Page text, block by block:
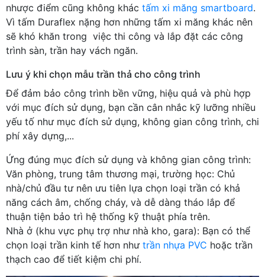
nhược điểm cũng không khác tấm xi măng smartboard.
Vì tấm Duraflex nặng hơn những tấm xi măng khác nên
sẽ khó khăn trong việc thi công và lắp đặt các công
trình sàn, trần hay vách ngăn.
Lưu ý khi chọn mẫu trần thả cho công trình
Để đảm bảo công trình bền vững, hiệu quả và phù hợp
với mục đích sử dụng, bạn cần cân nhắc kỹ lưỡng nhiều
yếu tố như mục đích sử dụng, không gian công trình, chi
phí xây dựng,...
Ứng đúng mục đích sử dụng và không gian công trình:
Văn phòng, trung tâm thương mại, trường học: Chủ
nhà/chủ đầu tư nên ưu tiên lựa chọn loại trần có khả
năng cách âm, chống cháy, và dễ dàng tháo lắp để
thuận tiện bảo trì hệ thống kỹ thuật phía trên.
Nhà ở (khu vực phụ trợ như nhà kho, gara): Bạn có thể
chọn loại trần kinh tế hơn như trần nhựa PVC hoặc trần
thạch cao để tiết kiệm chi phí.